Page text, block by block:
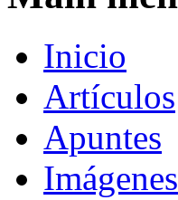
Inicio
Artículos
Apuntes
Imágenes